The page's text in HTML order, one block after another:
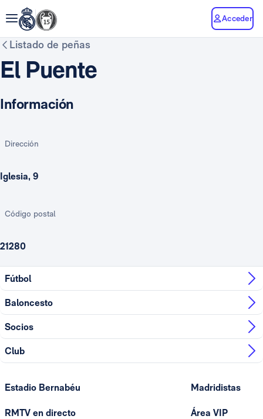
Acceder
Listado de peñas
El Puente
Información
Dirección
Iglesia, 9
Código postal
21280
Fútbol
Baloncesto
Socios
Club
Estadio Bernabéu
RMTV en directo
Madridistas
Área VIP